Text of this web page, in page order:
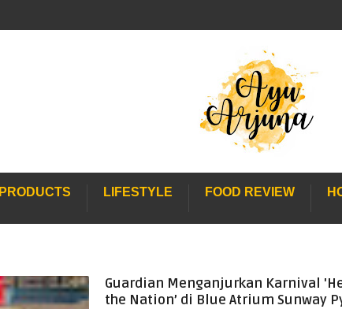
PRODUCTS LIFESTYLE FOOD REVIEW
Guardian Menganjurkan Karnival
the Nation’ di Blue Atrium Sunway